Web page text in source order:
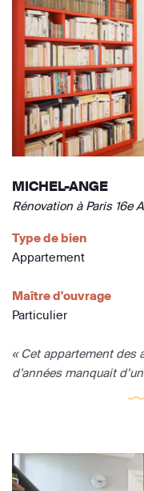
MICHEL-ANGE
Rénovation à Paris 16e
Type de bien
Appartement
Maître d'ouvrage
Particulier
« Cet appartement des
d’années manquait